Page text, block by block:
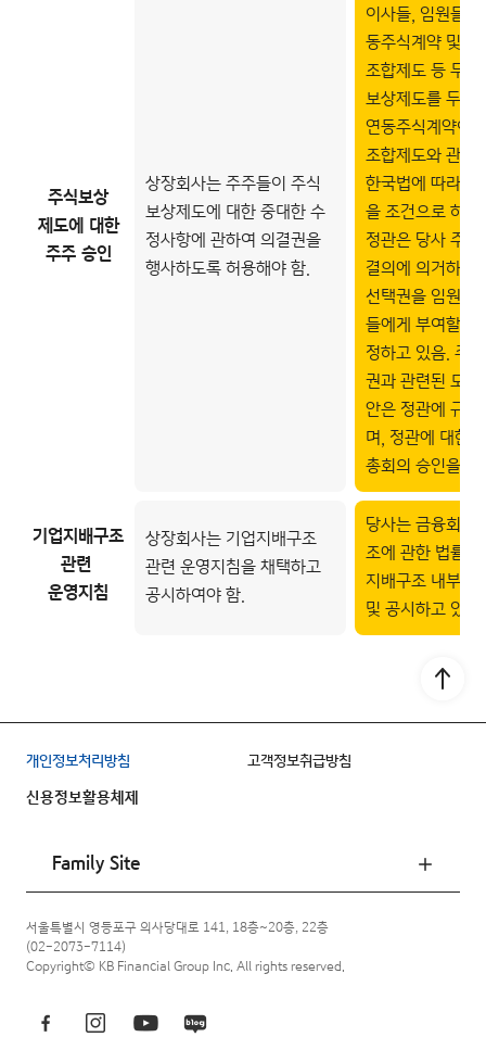
Go
주식보상
제도에 대한
주주 승인
상장회사는 주주들이 주식
보상제도에 대한 중대한 수
정사항에 관하여 의결권을
행사하도록 허용해야 함.
이사들, 임원들
동주식계약 및
조합제도 등 두
보상제도를 두고
연동주식계약이
조합제도와 관련
한국법에 따라 주
을 조건으로 하
정관은 당사 주
결의에 의거하여
선택권을 임원,
들에게 부여할 수
정하고 있음. 주
권과 관련된 모든
안은 정관에 규정
며, 정관에 대한
총회의 승인을 조
기업지배구조
관련
운영지침
상장회사는 기업지배구조
관련 운영지침을 채택하고
공시하여야 함.
당사는 금융회사
조에 관한 법률에
지배구조 내부규
및 공시하고 있음.
개인정보처리방침
고객정보취급방침
신용정보활용체제
Family Site
서울특별시 영등포구 의사당대로 141, 18층~20층, 22층
(02-2073-7114)
Copyright© KB Financial Group Inc. All rights reserved.